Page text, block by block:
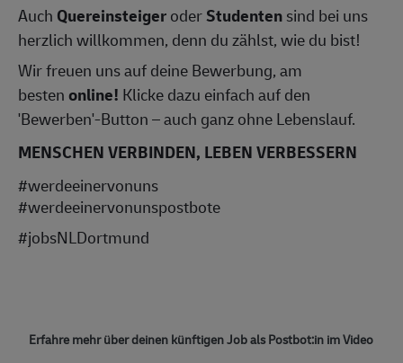
Auch QuereinsteigeroderStudentensind bei uns
herzlich willkommen, denn du zählst, wie du bist!
Wir freuen uns auf deine Bewerbung, am
bestenonline! Klicke dazu einfach auf den
'Bewerben'-Button – auch ganz ohne Lebenslauf.
MENSCHEN VERBINDEN, LEBEN VERBESSERN
#werdeeinervonuns
#werdeeinervonunspostbote
#jobsNLDortmund
Erfahre mehr über deinen künftigen Job als Postbot:in im Video